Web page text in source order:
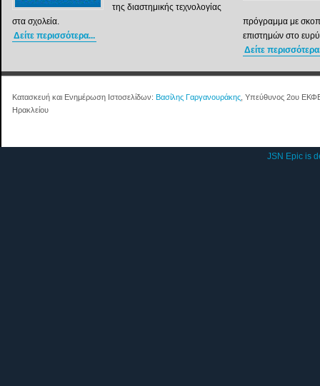
της διαστημικής τεχνολογίας
στα σχολεία.
Δείτε περισσότερα...
πρόγραμμα με
επιστημών στο
Δείτε
Κατασκευή και Ενημέρωση Ιστοσελίδων: Βασίλης Γαργανουράκης , Υπεύθυνος 2ου
Ηρακλείου
JSN Epic is